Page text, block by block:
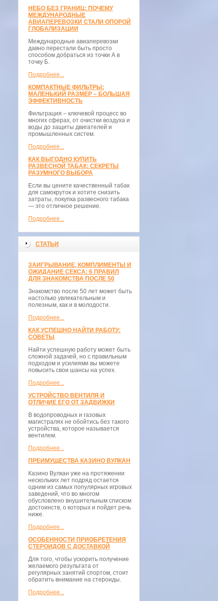
НЕБО БЕЗ ГРАНИЦ: ПОЧЕМУ
МЕЖДУНАРОДНЫЕ
АВИАПЕРЕВОЗКИ СТАЛИ ОПОРОЙ
ГЛОБАЛИЗАЦИИ
Международные авиаперевозки
давно перестали быть просто
способом добраться из точки А в
точку Б.
Подробнее...
КОМПАКТНЫЕ ФИЛЬТРЫ:
МАЛЕНЬКИЙ РАЗМЕР – БОЛЬШАЯ
ЭФФЕКТИВНОСТЬ
Фильтрация – ключевой процесс во
многих сферах, от очистки воздуха и
воды до защиты двигателей и
промышленных систем.
Подробнее...
КАК ВЫГОДНО КУПИТЬ
РАЗВЕСНОЙ ТАБАК: СЕКРЕТЫ
РАЗУМНОГО ВЫБОРА
Если вы цените качественный табак
для самокруток и хотите снизить
затраты, покупка развесного табака
— это отличное решение.
Подробнее...
СТАТЬИ
ЗАИГРЫВАНИЕ, КОМПЛИМЕНТЫ И
ОЖИДАНИЕ СЕКСА: 6 ПРАВИЛ
ДЛЯ ЗНАКОМСТВА ПОСЛЕ 50
Знакомство после 50 лет может быть
настолько увлекательным и
полезным, как и в молодости.
Подробнее...
КАК УСПЕШНО НАЙТИ РАБОТУ:
СОВЕТЫ
Найти успешную работу может быть
сложной задачей, но с правильным
подходом и усилиями вы можете
повысить свои шансы на успех.
Подробнее...
УСТРОЙСТВО ВЕНТИЛЯ И
ОТЛИЧИЕ ЕГО ОТ ЗАДВИЖКИ
В водопроводных и газовых
магистралях не обойтись без такого
устройства, которое называется
вентилем.
Подробнее...
ПРЕИМУЩЕСТВА КАЗИНО ВУЛКАН
Казино Вулкан уже на протяжении
нескольких лет подряд остается
одним из самых популярных игровых
заведений, что во многом
обусловлено внушительным списком
достоинств, о которых и пойдет речь
ниже.
Подробнее...
ОСОБЕННОСТИ ПРИОБРЕТЕНИЯ
СТЕРОИДОВ С ДОСТАВКОЙ
Для того, чтобы ускорить получение
желаемого результата от
регулярных занятий спортом, стоит
обратить внимание на стероиды.
Подробнее...